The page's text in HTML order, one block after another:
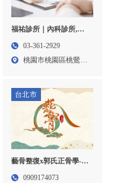
福祐診所｜內科診所,骨
科診所,桃園內科診所,八
03-361-2929
桃園市桃園區桃鶯路
台北市
藝骨整復x郭氏正骨學-整
復推拿,台北整復推拿,大
0909174073